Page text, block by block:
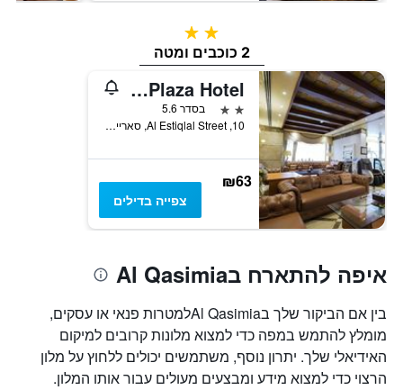
2 כוכבים
2 כוכבים ומטה
Crystal Plaza Hotel
2 כוכבים
בסדר 5.6
10, Al Estiqlal Street, סארייאה, איחוד האמירויות הערביות
₪63
צפייה בדילים
איפה להתארח בAl Qasimia
בין אם הביקור שלך בAl Qasimiaלמטרות פנאי או עסקים,
מומלץ להתמש במפה כדי למצוא מלונות קרובים למיקום
האידיאלי שלך. יתרון נוסף, משתמשים יכולים ללחוץ על מלון
הרצוי כדי למצוא מידע ומבצעים מעולים עבור אותו המלון.